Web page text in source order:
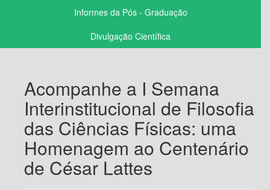
Informes da Pós - Graduação
Divulgação Científica
Acompanhe a I Semana
Interinstitucional de Filosofia
das Ciências Físicas: uma
Homenagem ao Centenário
de César Lattes